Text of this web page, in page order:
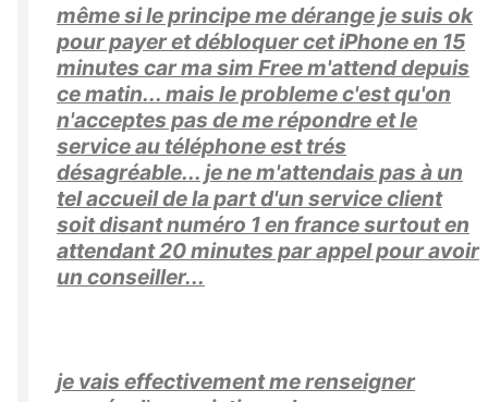
même si le principe me dérange je suis ok
pour payer et débloquer cet iPhone en 15
minutes car ma sim Free m'attend depuis
ce matin... mais le probleme c'est qu'on
n'acceptes pas de me répondre et le
service au téléphone est trés
désagréable... je ne m'attendais pas à un
tel accueil de la part d'un service client
soit disant numéro 1 en france surtout en
attendant 20 minutes par appel pour avoir
un conseiller...
je vais effectivement me renseigner